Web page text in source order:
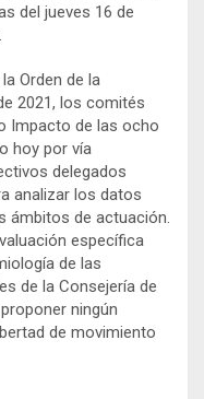
del jueves 16 de
Orden de la
2021, los comités
Impacto de las ocho
hoy por vía
delegados
analizar los datos
ámbitos de actuación.
específica
de las
de la Consejería de
ningún
de movimiento